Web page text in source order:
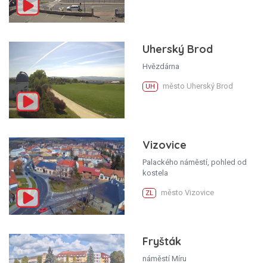
Uherský Brod
Hvězdárna
UH město Uherský Brod
Vizovice
Palackého náměstí, pohled od
kostela
ZL město Vizovice
Fryšták
náměstí Míru